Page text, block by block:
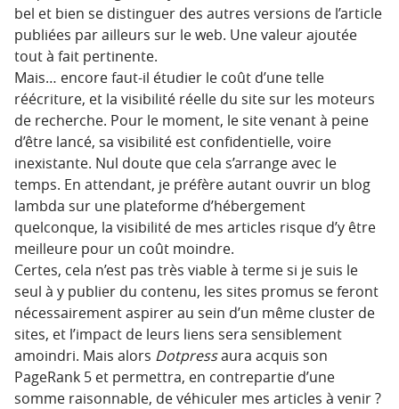
bel et bien se distinguer des autres versions de l’article
publiées par ailleurs sur le web. Une valeur ajoutée
tout à fait pertinente.
Mais… encore faut-il étudier le coût d’une telle
réécriture, et la visibilité réelle du site sur les moteurs
de recherche. Pour le moment, le site venant à peine
d’être lancé, sa visibilité est confidentielle, voire
inexistante. Nul doute que cela s’arrange avec le
temps. En attendant, je préfère autant ouvrir un blog
lambda sur une plateforme d’hébergement
quelconque, la visibilité de mes articles risque d’y être
meilleure pour un coût moindre.
Certes, cela n’est pas très viable à terme si je suis le
seul à y publier du contenu, les sites promus se feront
nécessairement aspirer au sein d’un même cluster de
sites, et l’impact de leurs liens sera sensiblement
amoindri. Mais alors Dotpressaura acquis son
PageRank 5 et permettra, en contrepartie d’une
somme raisonnable, de véhiculer mes articles à venir ?